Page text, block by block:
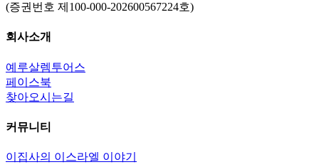
(증권번호 제100-000-202600567224호)
회사소개
예루살렘투어스
페이스북
찾아오시는길
커뮤니티
이집사의 이스라엘 이야기